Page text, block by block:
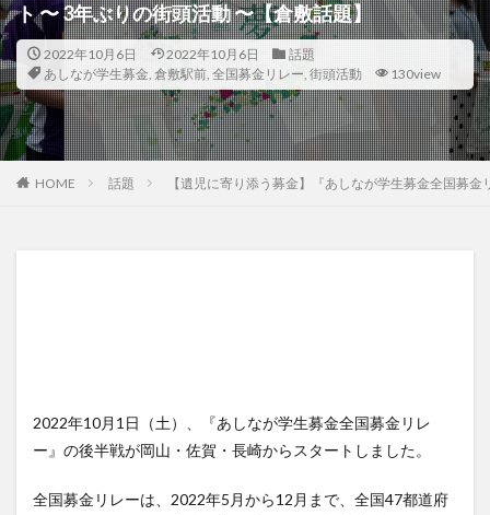
ト 〜 3年ぶりの街頭活動 〜【倉敷話題】⁠
2022年10月6日 2022年10月6日
話題
あしなが学生募金, 倉敷駅前, 全国募金リレー, 街頭活動 130view
HOME 話題 【遺児に寄り添う募金】『あしなが学生募金全国募
2022年10月1日（土）、『あしなが学生募金全国募金リレ
ー』の後半戦が岡山・佐賀・長崎からスタートしました。
全国募金リレーは、2022年5月から12月まで、全国47都道府